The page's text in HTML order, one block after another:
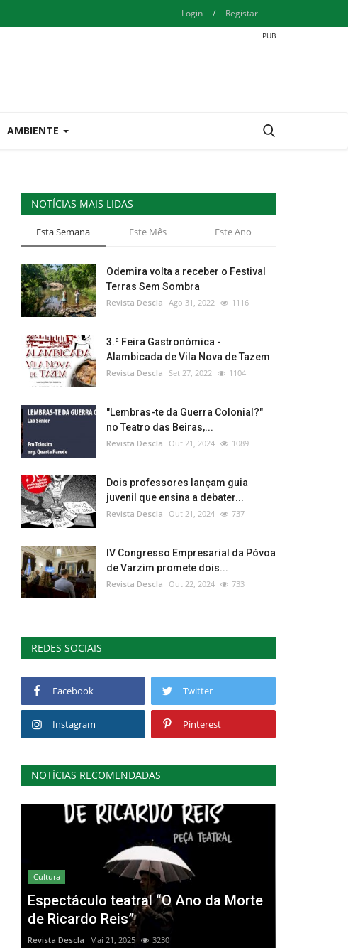
Login / Registar
AMBIENTE
NOTÍCIAS MAIS LIDAS
Esta Semana Este Mês Este Ano
Odemira volta a receber o Festival
Terras Sem Sombra
Revista Descla Ago 31, 2022 1116
3.ª Feira Gastronómica -
Alambicada de Vila Nova de Tazem
Revista Descla Set 27, 2022 1104
"Lembras-te da Guerra Colonial?"
no Teatro das Beiras,...
Revista Descla Out 21, 2024 1089
Dois professores lançam guia
juvenil que ensina a debater...
Revista Descla Out 21, 2024 737
IV Congresso Empresarial da Póvoa
de Varzim promete dois...
Revista Descla Out 22, 2024 733
REDES SOCIAIS
Facebook Twitter
Instagram Pinterest
NOTÍCIAS RECOMENDADAS
Cultura
Espectáculo teatral “O Ano da Morte
de Ricardo Reis”
Revista Descla Mai 21, 2025 3230